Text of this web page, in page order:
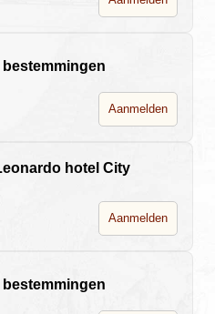
Aanmelden
hotel City
Aanmelden